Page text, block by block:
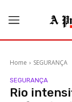
Home SEGURANÇA
SEGURANÇA
Rio